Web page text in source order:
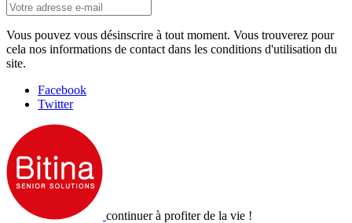
Vous pouvez vous désinscrire à tout moment. Vous trouverez pour
cela nos informations de contact dans les conditions d'utilisation du
site.
Facebook
Twitter
continuer à profiter de la vie !